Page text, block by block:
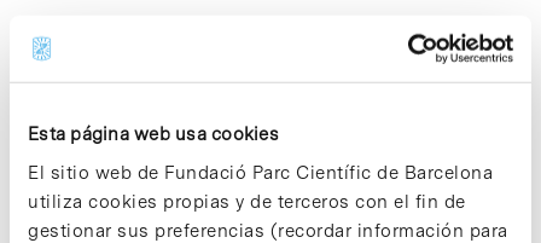
Esta página web usa cookies
El sitio web de Fundació Parc Científic de Barcelona
utiliza cookies propias y de terceros con el fin de
gestionar sus preferencias (recordar información para